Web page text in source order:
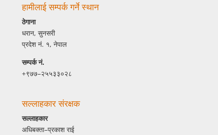
हामीलाई सम्पर्क गर्ने स्थान
ठेगाना
धरान, सुनसरी
प्रदेश नं. १, नेपाल
सम्पर्क नं.
+९७७–२५५३३०२८
सल्लाहकार संरक्षक
सल्लाहकार
अधिबक्ता–प्रकाश राई